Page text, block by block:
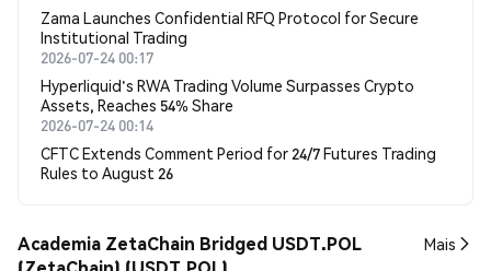
Zama Launches Confidential RFQ Protocol for Secure
Institutional Trading
2026-07-24 00:17
Hyperliquid's RWA Trading Volume Surpasses Crypto
Assets, Reaches 54% Share
2026-07-24 00:14
CFTC Extends Comment Period for 24/7 Futures Trading
Rules to August 26
Academia ZetaChain Bridged USDT.POL
Mais